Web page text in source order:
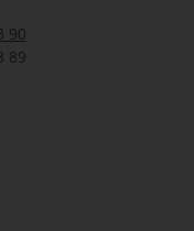
90
89